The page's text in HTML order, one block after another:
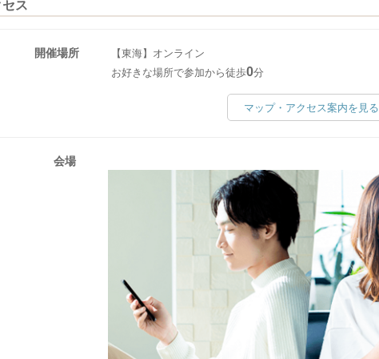
ス
開催場所
【東海】オンライン
お好きな場所で参加から徒歩0分
マップ・アクセス案内を見る
会場